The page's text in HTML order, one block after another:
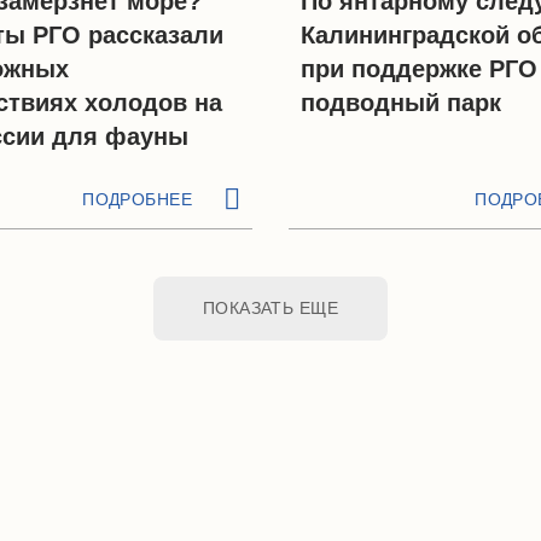
РГО рассказали
холодов на
для фауны
ПОДРОБНЕЕ
Калининградской
при поддержке РГО
подводный парк
ПОКАЗАТЬ ЕЩЕ